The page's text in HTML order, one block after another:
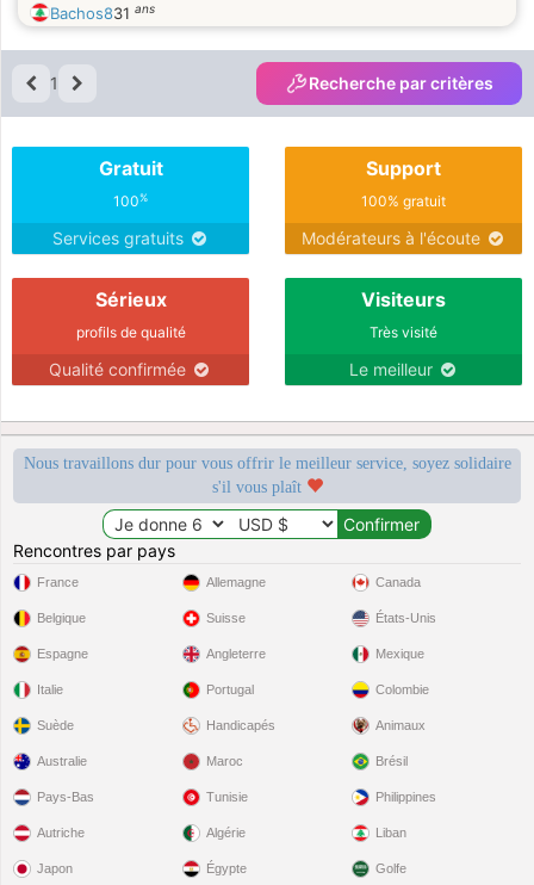
Bachos831 ans
1 Recherche par critères
Gratuit
100%
Services gratuits
Support
100% gratuit
Modérateurs à l'écoute
Sérieux
profils de qualité
Qualité confirmée
Visiteurs
Très visité
Le meilleur
Nous travaillons dur pour vous offrir le meilleur service, soyez solidaire
s'il vous plaît
Rencontres par pays
France
Belgique
Espagne
Italie
Suède
Allemagne
Suisse
Angleterre
Portugal
Handicapés
Canada
États-Unis
Mexique
Colombie
Animaux
Australie
Pays-Bas
Autriche
Japon
Maroc
Tunisie
Algérie
Égypte
Brésil
Philippines
Liban
Golfe